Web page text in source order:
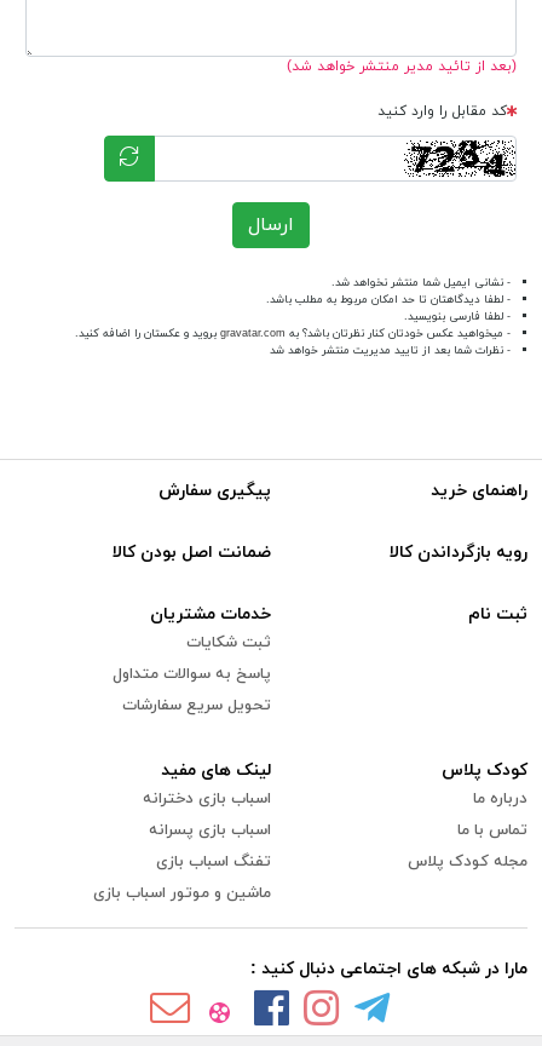
(بعد از تائید مدیر منتشر خواهد شد)
کد مقابل را وارد کنید
ارسال
- نشانی ایمیل شما منتشر نخواهد شد.
- لطفا دیدگاهتان تا حد امکان مربوط به مطلب باشد.
- لطفا فارسی بنویسید.
- میخواهید عکس خودتان کنار نظرتان باشد؟ به gravatar.com بروید و عکستان را اضافه کنید.
- نظرات شما بعد از تایید مدیریت منتشر خواهد شد
راهنمای خرید پیگیری سفارش
رویه بازگرداندن کالا ضمانت اصل بودن کالا
ثبت نام خدمات مشتریان
ثبت شکایات
پاسخ به سوالات متداول
تحویل سریع سفارشات
کودک پلاس
درباره ما
تماس با ما
مجله کودک پلاس
لینک های مفید
اسباب بازی دخترانه
اسباب بازی پسرانه
تفنگ اسباب بازی
ماشین و موتور اسباب بازی
مارا در شبکه های اجتماعی دنبال کنید :